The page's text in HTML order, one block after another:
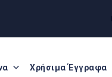
Χρήσιμα Έγγραφα